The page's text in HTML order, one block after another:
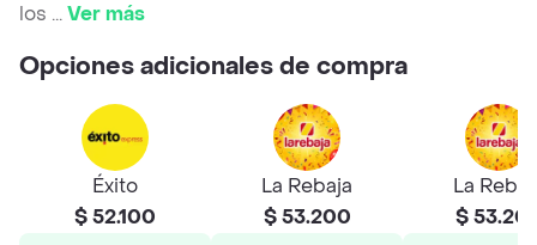
los ...Ver más
Opciones adicionales de compra
Éxito
$ 52.100
La Rebaja
$ 53.200
La
$